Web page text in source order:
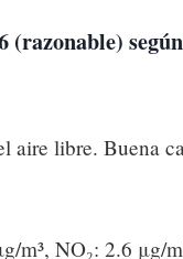
(razonable) según
aire libre. Buena
m³, NO₂: 2.6 μg/